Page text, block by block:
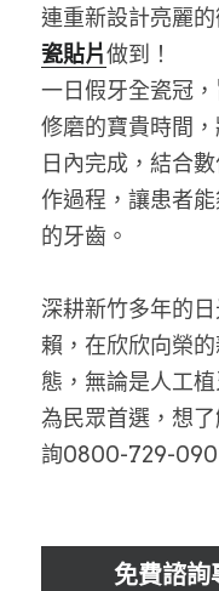
連重新設計亮麗
瓷貼片做到！
一日假牙全瓷冠
修磨的寶貴時間
日內完成，結合
作過程，讓患者
的牙齒。
深耕新竹多年的
賴，在欣欣向榮
態，無論是人工
為民眾首選，想
詢0800-729-090
免費諮